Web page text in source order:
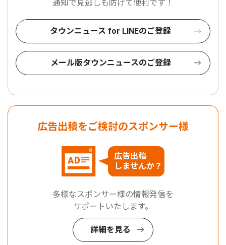
通知で見逃しも防げて便利です！
タウンニュース for LINEのご登録
メール版タウンニュースのご登録
広告出稿をご検討のスポンサー様
広告出稿
しませんか？
多様なスポンサー様の情報発信を
サポートいたします。
詳細を見る